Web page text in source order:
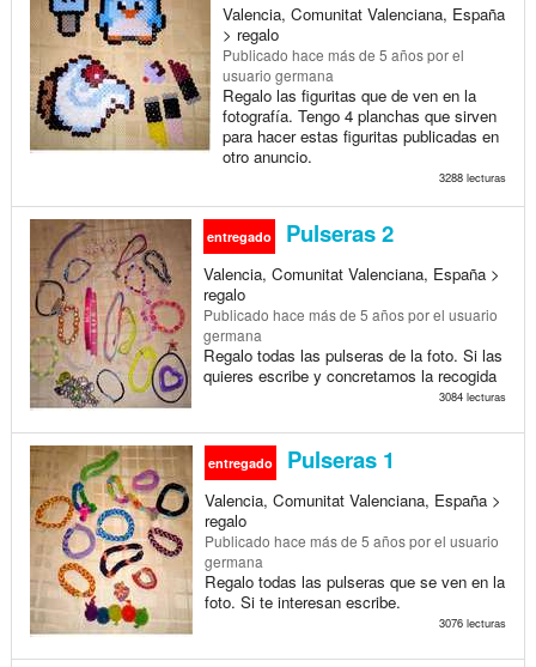
Valencia, Comunitat Valenciana, España
> regalo
Publicado hace más de 5 añospor el
usuario germana
Regalo las figuritas que de ven en la
fotografía. Tengo 4 planchas que sirven
para hacer estas figuritas publicadas en
otro anuncio.
3288 lecturas
entregado Pulseras 2
Valencia, Comunitat Valenciana, España >
regalo
Publicado hace más de 5 añospor el usuario
germana
Regalo todas las pulseras de la foto. Si las
quieres escribe y concretamos la recogida
3084 lecturas
entregado Pulseras 1
Valencia, Comunitat Valenciana, España >
regalo
Publicado hace más de 5 añospor el usuario
germana
Regalo todas las pulseras que se ven en la
foto. Si te interesan escribe.
3076 lecturas